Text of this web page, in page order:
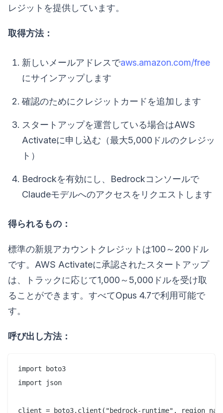
レジットを提供しています。
取得方法：
新しいメールアドレスでaws.amazon.com/free
にサインアップします
確認のためにクレジットカードを追加します
スタートアップを運営している場合はAWS
Activateに申し込む（最大5,000ドルのクレジッ
ト）
Bedrockを有効にし、Bedrockコンソールで
Claudeモデルへのアクセスをリクエストします
得られるもの：
標準の新規アカウントクレジットは100～200ドル
です。AWS Activateに承認されたスタートアップ
は、トラックに応じて1,000～5,000ドルを受け取
ることができます。すべてOpus 4.7で利用可能で
す。
呼び出し方法：
import boto3
import json
client = boto3.client("bedrock-runtime",